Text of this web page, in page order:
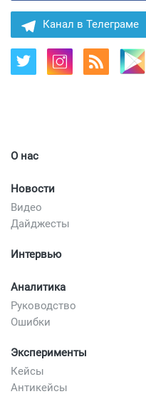
Канал в Телеграме
О нас
Новости
Видео
Дайджесты
Интервью
Аналитика
Руководство
Ошибки
Эксперименты
Кейсы
Антикейсы